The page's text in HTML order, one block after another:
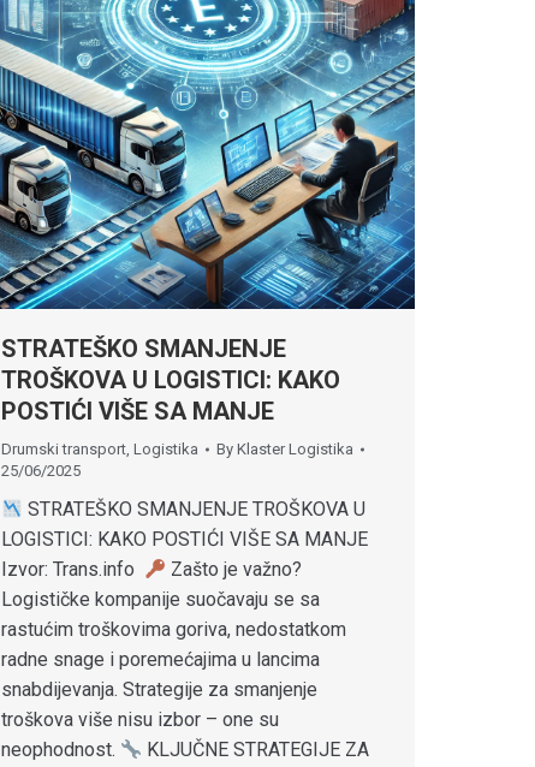
STRATEŠKO SMANJENJE
TROŠKOVA U LOGISTICI: KAKO
POSTIĆI VIŠE SA MANJE
Drumski transport, Logistika By Klaster Logistika
25/06/2025
STRATEŠKO SMANJENJE TROŠKOVA U
LOGISTICI: KAKO POSTIĆI VIŠE SA MANJE
Izvor: Trans.info
Zašto je važno?
Logističke kompanije suočavaju se sa
rastućim troškovima goriva, nedostatkom
radne snage i poremećajima u lancima
snabdijevanja. Strategije za smanjenje
troškova više nisu izbor – one su
neophodnost.
KLJUČNE STRATEGIJE ZA